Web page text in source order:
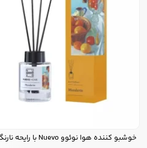
خوشبو کننده هوا نوئوو Nuevo با رایحه نارنگی